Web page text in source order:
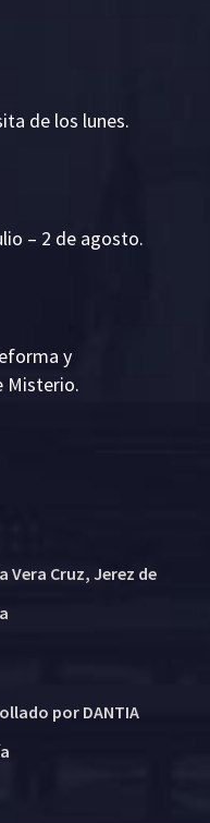
de los lunes.
– 2 de agosto.
y
Misterio.
Vera Cruz, Jerez de
por DANTIA